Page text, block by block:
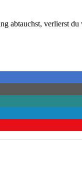
abtauchst, verlierst